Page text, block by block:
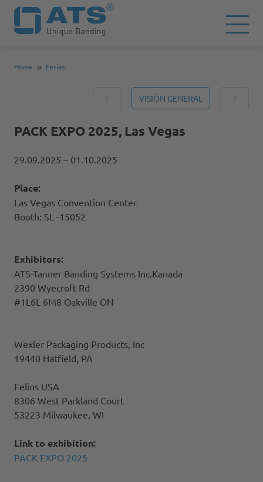
Home Ferias
VISIÓN GENERAL
PACK EXPO 2025, Las Vegas
29.09.2025 – 01.10.2025
Place:
Las Vegas Convention Center
Booth: SL -15052
Exhibitors:
ATS-Tanner Banding Systems Inc.Kanada
2390 Wyecroft Rd
#1L6L 6M8 Oakville ON
Wexler Packaging Products, Inc
19440 Hatfield, PA
Felins USA
8306 West Parkland Court
53223 Milwaukee, WI
Link to exhibition:
PACK EXPO 2025